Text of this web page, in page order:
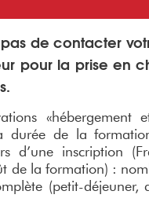
pas de contacter
pour la prise en
«hébergement
durée de la
d’une inscription
de la formation) :
(petit-déjeuner,